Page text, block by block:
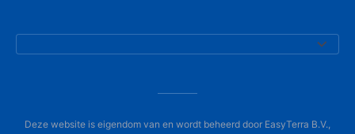
Deze website is eigendom van en wordt beheerd door EasyTerra B.V.,